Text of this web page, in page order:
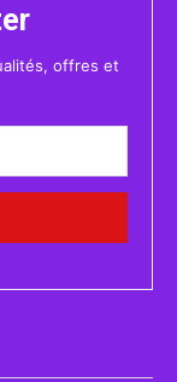
offres et